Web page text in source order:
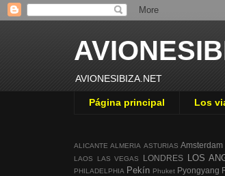
AVIONESIBIZA.NET
Página principal Los
ALICANTE ALMERIA ASTURIAS Amsterdam
LAOS
LAS VEGAS LONDRES LOS
PHILADELPHIA Pekín Phuket Pyongyang